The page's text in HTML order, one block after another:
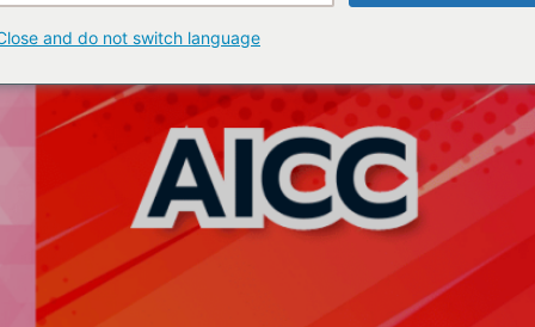
and do not switch language